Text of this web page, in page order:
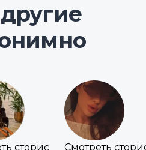
сторис Смотреть